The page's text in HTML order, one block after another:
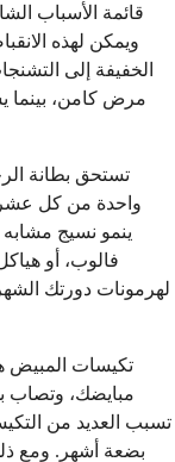
قائمة الأسباب
ويمكن لهذه
الخفيفة إلى
مرض كامن، بينما
تستحق بطانة
واحدة من كل عشر
ينمو نسيج
فالوب، أو
لهرمونات دورتك
تكيسات المبيض
مبايضك، وتصاب
تسبب العديد من
بضعة أشهر. ومع